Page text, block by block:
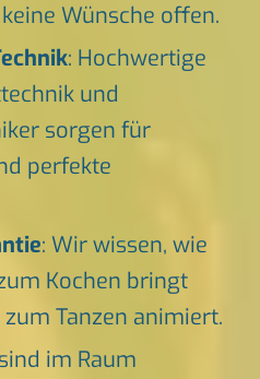
Wünsche offen.
: Hochwertige
und
sorgen für
perfekte
: Wir wissen, wie
Kochen bringt
Tanzen animiert.
im Raum